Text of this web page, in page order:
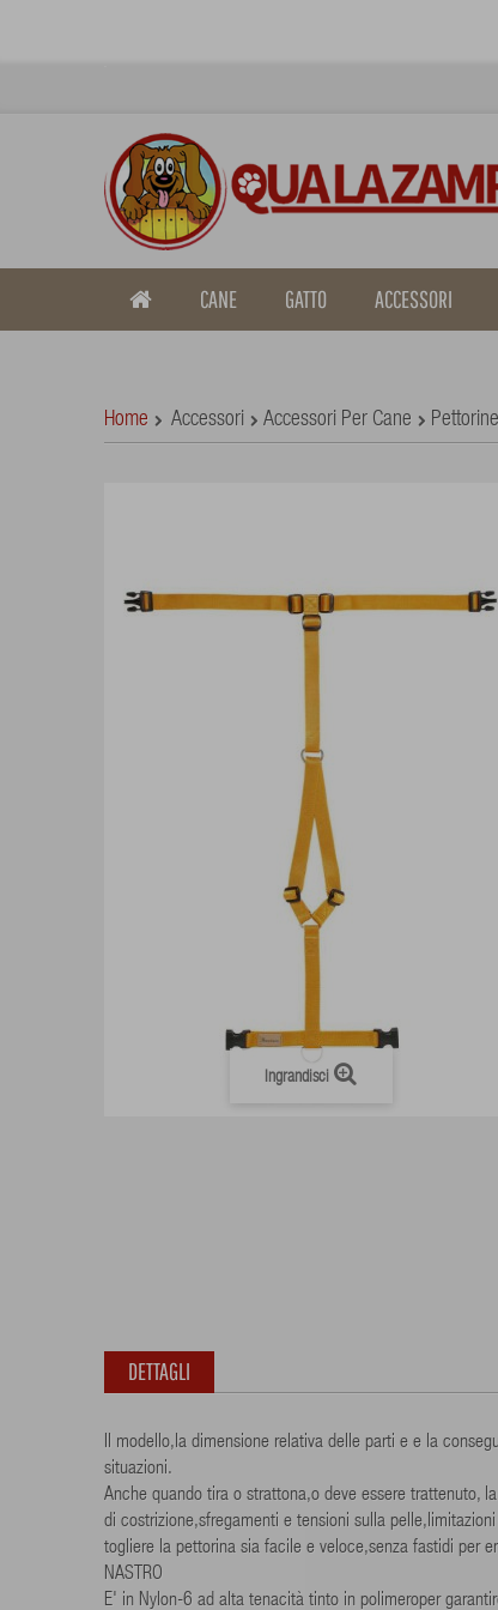
CANE GATTO ACCESSORI
Home Accessori Accessori Per Cane Pettorine
Ingrandisci
DETTAGLI
Il modello,la dimensione relativa delle parti e e la
situazioni.
Anche quando tira o strattona,o deve essere trattenuto,
di costrizione,sfregamenti e tensioni sulla
togliere la pettorina sia facile e veloce,senza fastidi per
NASTRO
E' in Nylon-6 ad alta tenacità tinto in polimeroper